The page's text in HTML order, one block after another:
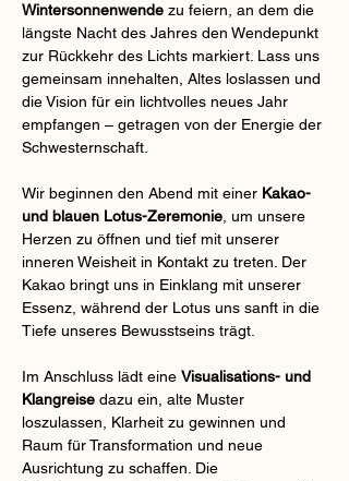
Wintersonnenwende zu feiern, an dem die
längste Nacht des Jahres den Wendepunkt
zur Rückkehr des Lichts markiert. Lass uns
gemeinsam innehalten, Altes loslassen und
die Vision für ein lichtvolles neues Jahr
empfangen – getragen von der Energie der
Schwesternschaft.
Wir beginnen den Abend mit einer Kakao-
und blauen Lotus-Zeremonie, um unsere
Herzen zu öffnen und tief mit unserer
inneren Weisheit in Kontakt zu treten. Der
Kakao bringt uns in Einklang mit unserer
Essenz, während der Lotus uns sanft in die
Tiefe unseres Bewusstseins trägt.
Im Anschluss lädt eine Visualisations- und
Klangreise dazu ein, alte Muster
loszulassen, Klarheit zu gewinnen und
Raum für Transformation und neue
Ausrichtung zu schaffen. Die